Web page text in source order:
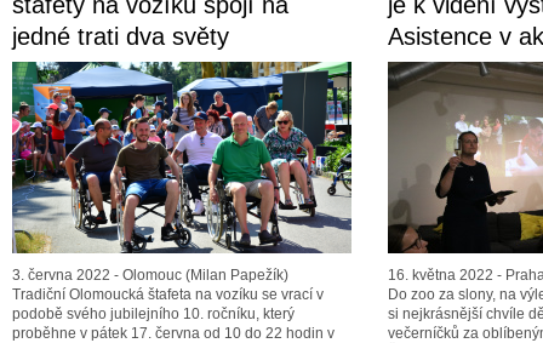
jedné trati dva světy
3. června 2022 - Olomouc (Milan Papežík)
Tradiční Olomoucká štafeta na vozíku se vrací v
podobě svého jubilejního 10. ročníku, který
proběhne v pátek 17. června od 10 do 22 hodin v
Asistence v
16. května 2022 -
Do zoo za slony, na
si nejkrásnější chvíle
večerníčků za